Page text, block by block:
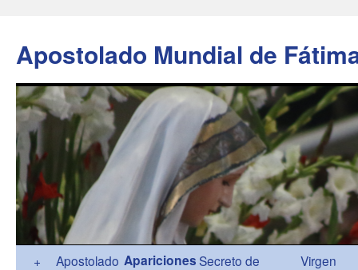
Apostolado Mundial de
+ Apostolado AparicionesSecreto de
Virgen